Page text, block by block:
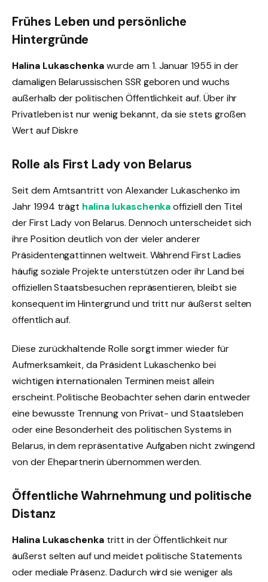
Frühes Leben und persönliche
Hintergründe
Halina Lukaschenkawurde am 1. Januar 1955 in der
damaligen Belarussischen SSR geboren und wuchs
außerhalb der politischen Öffentlichkeit auf. Über ihr
Privatleben ist nur wenig bekannt, da sie stets großen
Wert auf Diskre
Rolle als First Lady von Belarus
Seit dem Amtsantritt von Alexander Lukaschenko im
Jahr 1994 trägt halina lukaschenkaoffiziell den Titel
der First Lady von Belarus. Dennoch unterscheidet sich
ihre Position deutlich von der vieler anderer
Präsidentengattinnen weltweit. Während First Ladies
häufig soziale Projekte unterstützen oder ihr Land bei
offiziellen Staatsbesuchen repräsentieren, bleibt sie
konsequent im Hintergrund und tritt nur äußerst selten
öffentlich auf.
Diese zurückhaltende Rolle sorgt immer wieder für
Aufmerksamkeit, da Präsident Lukaschenko bei
wichtigen internationalen Terminen meist allein
erscheint. Politische Beobachter sehen darin entweder
eine bewusste Trennung von Privat- und Staatsleben
oder eine Besonderheit des politischen Systems in
Belarus, in dem repräsentative Aufgaben nicht zwingend
von der Ehepartnerin übernommen werden.
Öffentliche Wahrnehmung und politische
Distanz
Halina Lukaschenka tritt in der Öffentlichkeit nur
äußerst selten auf und meidet politische Statements
oder mediale Präsenz. Dadurch wird sie weniger als